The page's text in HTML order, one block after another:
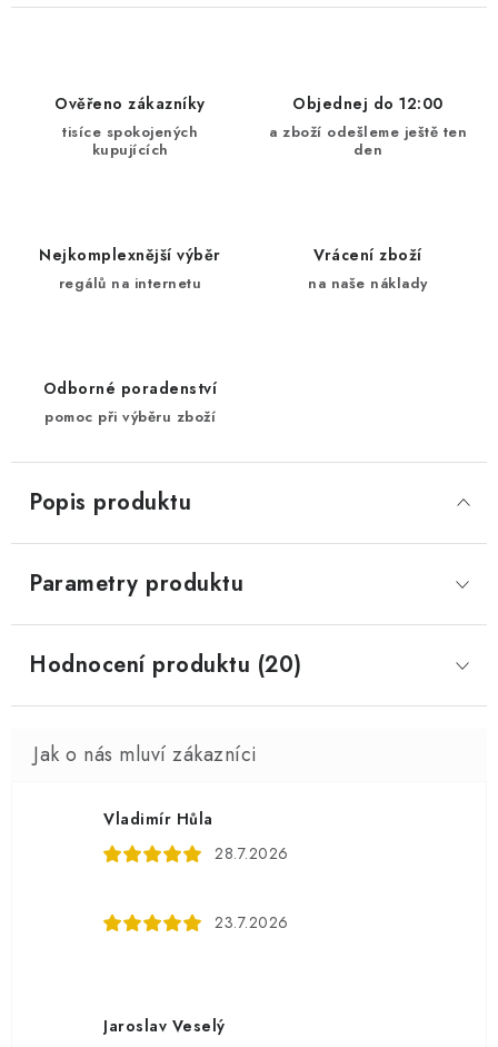
Ověřeno zákazníky
tisíce spokojených
kupujících
Objednej do 12:00
a zboží odešleme ještě ten
den
Nejkomplexnější výběr
regálů na internetu
Vrácení zboží
na naše náklady
Odborné poradenství
pomoc při výběru zboží
Popis produktu
Parametry produktu
Hodnocení produktu (20)
Vladimír Hůla
28.7.2026
23.7.2026
Jaroslav Veselý